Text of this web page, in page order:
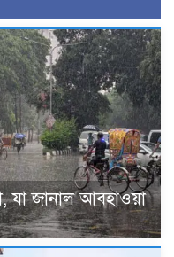
যা জানাল আবহাওয়া